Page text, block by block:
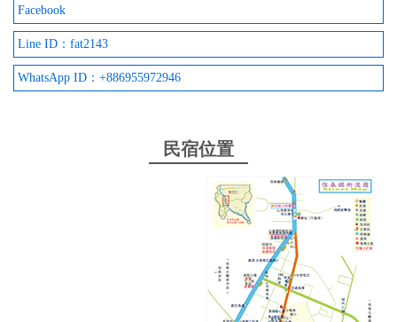
Facebook
Line ID：fat2143
WhatsApp ID：+886955972946
民宿位置